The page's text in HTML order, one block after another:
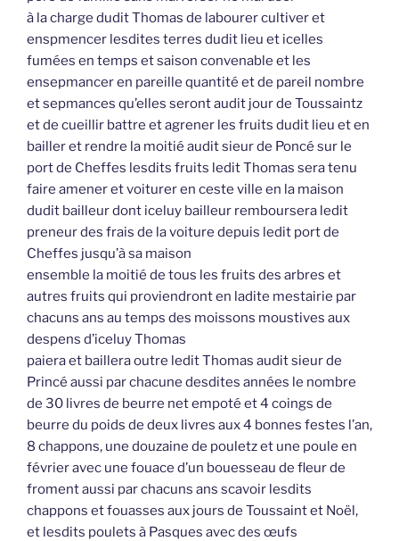
à la charge dudit Thomas de labourer cultiver et
enspmencer lesdites terres dudit lieu et icelles
fumées en temps et saison convenable et les
ensepmancer en pareille quantité et de pareil nombre
et sepmances qu’elles seront audit jour de Toussaintz
et de cueillir battre et agrener les fruits dudit lieu et en
bailler et rendre la moitié audit sieur de Poncé sur le
port de Cheffes lesdits fruits ledit Thomas sera tenu
faire amener et voiturer en ceste ville en la maison
dudit bailleur dont iceluy bailleur remboursera ledit
preneur des frais de la voiture depuis ledit port de
Cheffes jusqu’à sa maison
ensemble la moitié de tous les fruits des arbres et
autres fruits qui proviendront en ladite mestairie par
chacuns ans au temps des moissons moustives aux
despens d’iceluy Thomas
paiera et baillera outre ledit Thomas audit sieur de
Princé aussi par chacune desdites années le nombre
de 30 livres de beurre net empoté et 4 coings de
beurre du poids de deux livres aux 4 bonnes festes l’an,
8 chappons, une douzaine de pouletz et une poule en
février avec une fouace d’un bouesseau de fleur de
froment aussi par chacuns ans scavoir lesdits
chappons et fouasses aux jours de Toussaint et Noël,
et lesdits poulets à Pasques avec des œufs